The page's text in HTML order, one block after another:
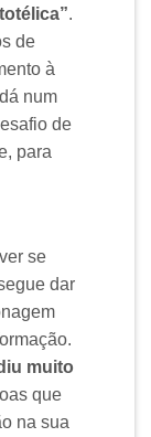
.
de
à
num
de
para
se
dar
muito
que
na sua